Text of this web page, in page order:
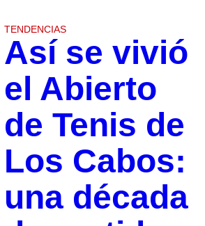
TENDENCIAS
Así se vivió
el Abierto
de Tenis de
Los Cabos:
una década